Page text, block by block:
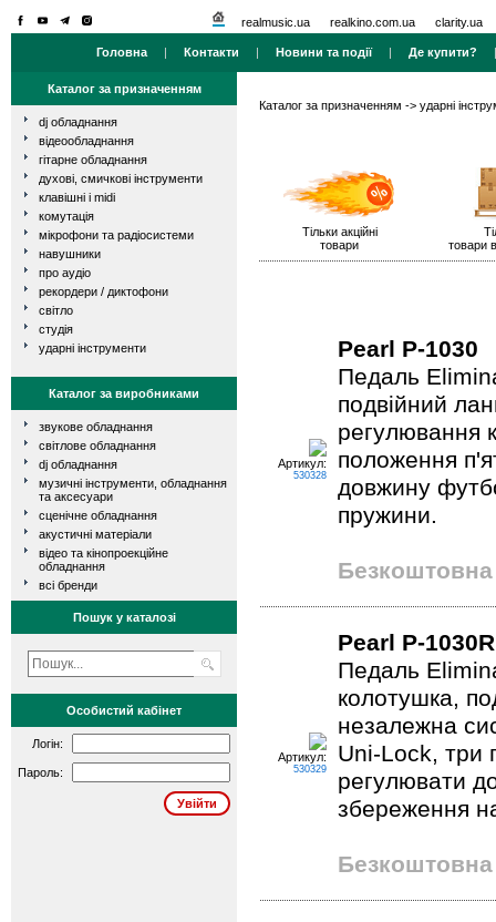
realmusic.ua realkino.com.ua clarity.ua
Головна | Контакти | Новини та події| Де купити?
Каталог за призначенням
dj обладнання
відеообладнання
гітарне обладнання
духові, смичкові інструменти
клавішні і midi
комутація
мікрофони та радіосистеми
навушники
про аудіо
рекордери / диктофони
світло
студія
ударні інструменти
Каталог за виробниками
звукове обладнання
світлове обладнання
dj обладнання
музичні інструменти, обладнання
та аксесуари
сценічне обладнання
акустичні матеріали
відео та кінопроекційне
обладнання
всі бренди
Пошук у каталозі
Особистий кабінет
Логін:
Пароль:
Каталог за призначенням -> ударні
Тільки акційні
товари
товари
Артикул:
530328
Pearl P-1030
Педаль
подвійний
регулювання
положення
довжину
пружини.
Безкоштовна
Артикул:
530329
Pearl P-1030R
Педаль
колотушка,
незалежна
Uni-Lock, три
регулювати
збереження
Безкоштовна